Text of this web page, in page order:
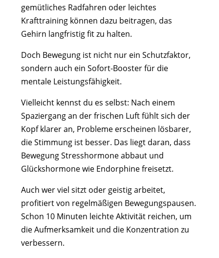
gemütliches Radfahren oder leichtes
Krafttraining können dazu beitragen, das
Gehirn langfristig fit zu halten.
Doch Bewegung ist nicht nur ein Schutzfaktor,
sondern auch ein Sofort-Booster für die
mentale Leistungsfähigkeit.
Vielleicht kennst du es selbst: Nach einem
Spaziergang an der frischen Luft fühlt sich der
Kopf klarer an, Probleme erscheinen lösbarer,
die Stimmung ist besser. Das liegt daran, dass
Bewegung Stresshormone abbaut und
Glückshormone wie Endorphine freisetzt.
Auch wer viel sitzt oder geistig arbeitet,
profitiert von regelmäßigen Bewegungspausen.
Schon 10 Minuten leichte Aktivität reichen, um
die Aufmerksamkeit und die Konzentration zu
verbessern.